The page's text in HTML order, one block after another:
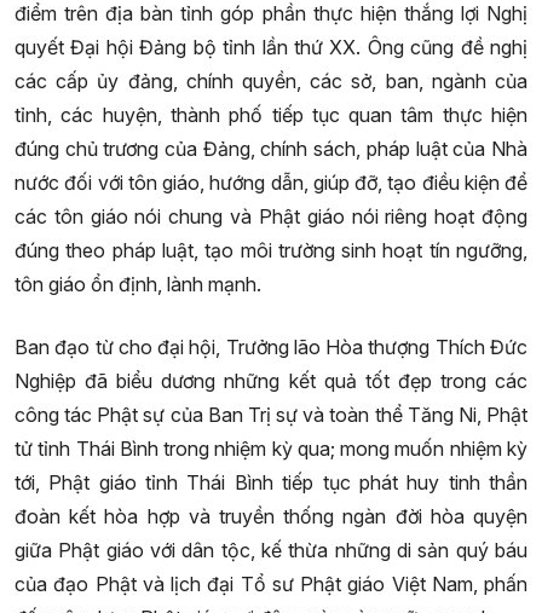
điểm trên địa bàn tỉnh góp phần thực hiện thắng lợi Nghị
quyết Đại hội Đảng bộ tỉnh lần thứ XX. Ông cũng đề nghị
các cấp ủy đảng, chính quyền, các sở, ban, ngành của
tỉnh, các huyện, thành phố tiếp tục quan tâm thực hiện
đúng chủ trương của Đảng, chính sách, pháp luật của Nhà
nước đối với tôn giáo, hướng dẫn, giúp đỡ, tạo điều kiện để
các tôn giáo nói chung và Phật giáo nói riêng hoạt động
đúng theo pháp luật, tạo môi trường sinh hoạt tín ngưỡng,
tôn giáo ổn định, lành mạnh.
Ban đạo từ cho đại hội, Trưởng lão Hòa thượng Thích Đức
Nghiệp đã biểu dương những kết quả tốt đẹp trong các
công tác Phật sự của Ban Trị sự và toàn thể Tăng Ni, Phật
tử tỉnh Thái Bình trong nhiệm kỳ qua; mong muốn nhiệm kỳ
tới, Phật giáo tỉnh Thái Bình tiếp tục phát huy tinh thần
đoàn kết hòa hợp và truyền thống ngàn đời hòa quyện
giữa Phật giáo với dân tộc, kế thừa những di sản quý báu
của đạo Phật và lịch đại Tổ sư Phật giáo Việt Nam, phấn